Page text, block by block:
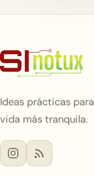
Ideas prácticas
vida más tranquila.